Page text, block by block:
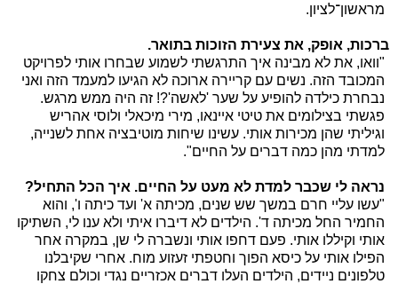
מראשון־לציון.
ברכות, אופק, את צעירת הזוכות בתואר.
"וואו, את לא מבינה איך התרגשתי לשמוע שבחרו אותי לפרויקט
המכובד הזה. נשים עם קריירה ארוכה לא הגיעו למעמד הזה ואני
נבחרת כילדה להופיע על שער 'לאשה'?! זה היה ממש מרגש.
פגשתי בצילומים את טיטי איינאו, מירי מיכאלי ולוסי אהריש
וגיליתי שהן מכירות אותי. עשינו שיחות מוטיבציה אחת לשנייה,
למדתי מהן כמה דברים על החיים".
נראה לי שכבר למדת לא מעט על החיים. איך הכל התחיל?
"עשו עליי חרם במשך שש שנים, מכיתה א' ועד כיתה ו', והוא
החמיר החל מכיתה ד'. הילדים לא דיברו איתי ולא ענו לי, השתיקו
אותי וקיללו אותי. פעם דחפו אותי ונשברה לי שן, במקרה אחר
הפילו אותי על כיסא הפוך וחטפתי זעזוע מוח. אחרי שקיבלנו
טלפונים ניידים, הילדים העלו דברים אכזריים נגדי וכולם צחקו